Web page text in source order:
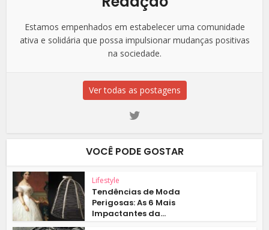
Estamos empenhados em estabelecer uma comunidade
ativa e solidária que possa impulsionar mudanças positivas
na sociedade.
Ver todas as postagens
VOCÊ PODE GOSTAR
Lifestyle
Tendências de Moda
Perigosas: As 6 Mais
Impactantes da...